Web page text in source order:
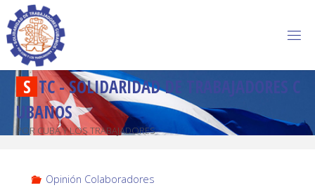
S TC-SOLIDARIDADD R A BAJADORES C
U BANOS
POR CUBA Y LOS TRABAJADORES
Opinión Colaboradores